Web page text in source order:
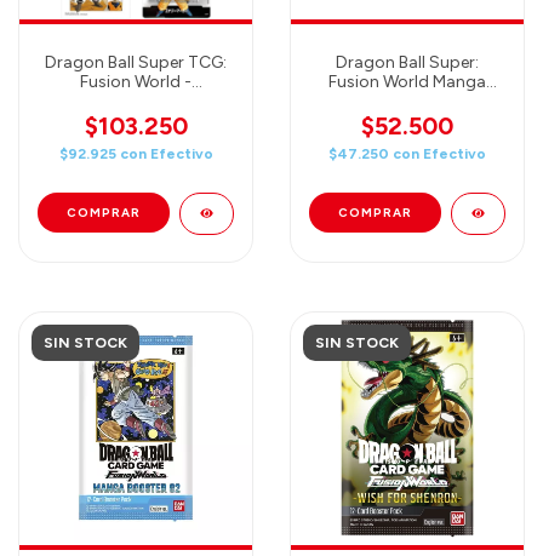
Dragon Ball Super TCG:
Fusion World -
Accessories Set
$103.250
$92.925 con Efectivo
Dragon Ball Super:
Fusion World Manga
64 SLEEVES - SON
GOKU & MAJIMBU
$52.500
$47.250 con Efectivo
SIN STOCK SIN STOCK